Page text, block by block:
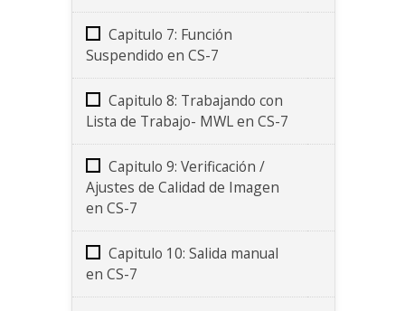
Capitulo 7: Función
Suspendido en CS-7
Capitulo 8: Trabajando con
Lista de Trabajo- MWL en CS-7
Capitulo 9: Verificación /
Ajustes de Calidad de Imagen
en CS-7
Capitulo 10: Salida manual
en CS-7